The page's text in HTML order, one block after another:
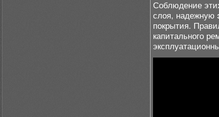
Соблюдение
слоя, надежную
покрытия.
капитального